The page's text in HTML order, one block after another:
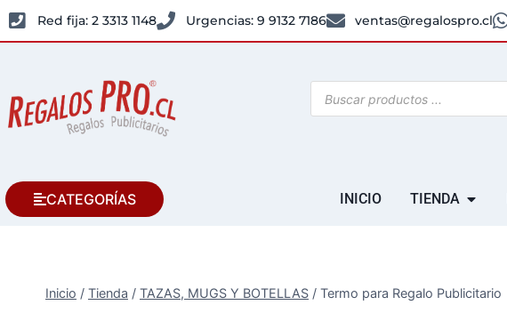
Red fija: 2 3313 1148 Urgencias: 9 9132 7186 ventas@regalospro.cl
CATEGORÍAS INICIO TIENDA
Inicio / Tienda / TAZAS, MUGS Y BOTELLAS / Termo para Regalo Publicitario